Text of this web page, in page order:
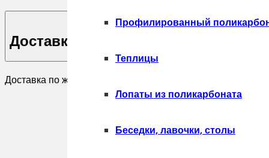
Профилированный
Теплицы
Лопаты из поликарбоната
Беседки, лавочки, столы
Доставка
Доставка по желанию покупателя.